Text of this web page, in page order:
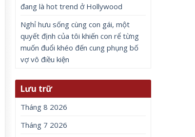
đang là hot trend ở Hollywood
Nghỉ hưu sống cùng con gái, một
quyết định của tôi khiến con rể từng
muốn đuổi khéo đến cung phụng bố
vợ vô điều kiện
Lưu trữ
Tháng 8 2026
Tháng 7 2026